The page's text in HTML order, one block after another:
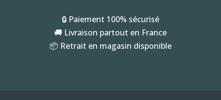
🔒 Paiement 100% sécurisé
🚚 Livraison partout en France
📦 Retrait en magasin disponible